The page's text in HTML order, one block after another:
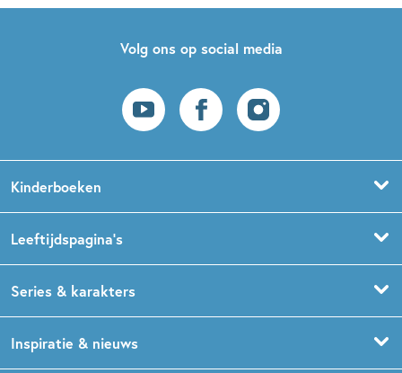
Volg ons op social media
Kinderboeken
Prentenboeken
Babyboeken
Leeftijdspagina’s
Boekentips 1,5 - 3 jaar
Series & karakters
Dog Man
Inspiratie & nieuws